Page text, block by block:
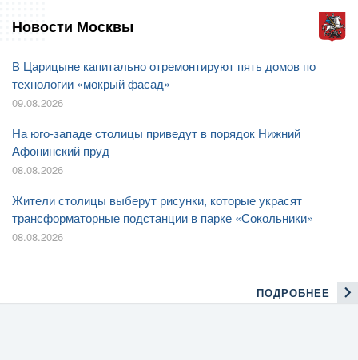
Новости Москвы
В Царицыне капитально отремонтируют пять домов по
технологии «мокрый фасад»
09.08.2026
На юго-западе столицы приведут в порядок Нижний
Афонинский пруд
08.08.2026
Жители столицы выберут рисунки, которые украсят
трансформаторные подстанции в парке «Сокольники»
08.08.2026
ПОДРОБНЕЕ